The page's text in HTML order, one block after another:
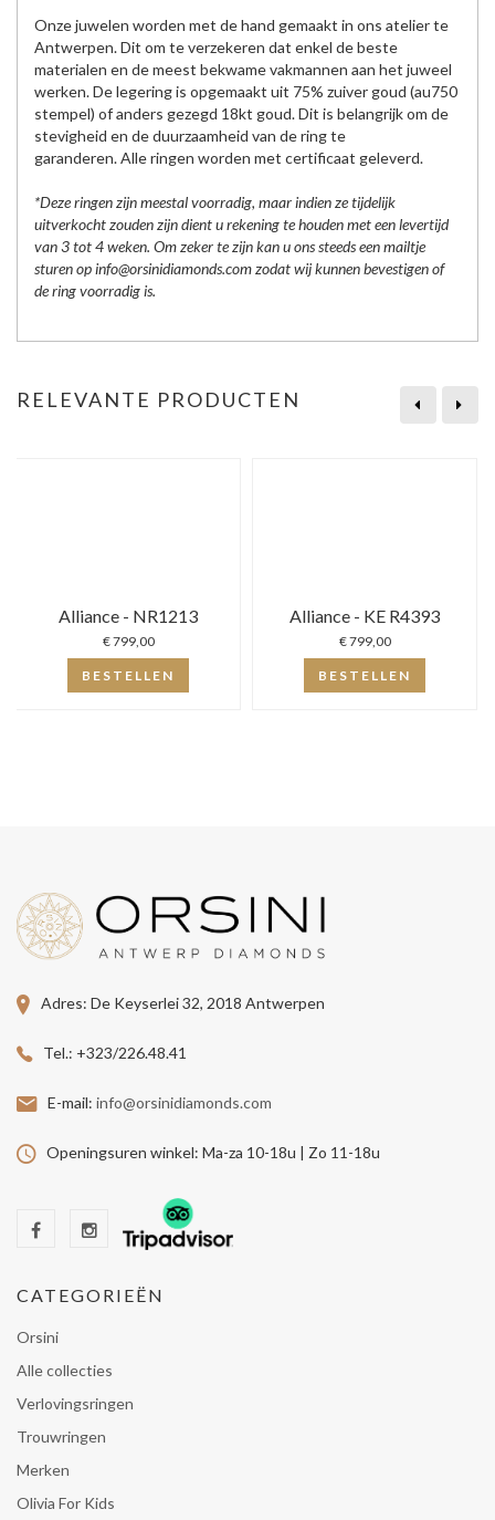
Onze juwelen worden met de hand gemaakt in ons atelier te
Antwerpen. Dit om te verzekeren dat enkel de beste
materialen en de meest bekwame vakmannen aan het juweel
werken. De legering is opgemaakt uit 75% zuiver goud (au750
stempel) of anders gezegd 18kt goud. Dit is belangrijk om de
stevigheid en de duurzaamheid van de ring te
garanderen. Alle ringen worden met certificaat geleverd.
*Deze ringen zijn meestal voorradig, maar indien ze tijdelijk
uitverkocht zouden zijn dient u rekening te houden met een levertijd
van 3 tot 4 weken. Om zeker te zijn kan u ons steeds een mailtje
sturen op info@orsinidiamonds.com zodat wij kunnen bevestigen of
de ring voorradig is.
RELEVANTE PRODUCTEN
Alliance - NR1213
€ 799,00
BESTELLEN
Alliance - KE R4393
€ 799,00
BESTELLEN
Adres: De Keyserlei 32, 2018 Antwerpen
Tel.: +323/226.48.41
E-mail: info@orsinidiamonds.com
Openingsuren winkel: Ma-za 10-18u | Zo 11-18u
CATEGORIEËN
Orsini
Alle collecties
Verlovingsringen
Trouwringen
Merken
Olivia For Kids